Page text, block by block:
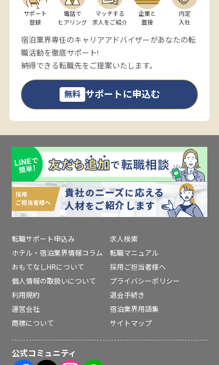
サポート
登録
電話で
ヒアリング
マッチする
求人をご紹介
企業と
面接
内定
入社
宿泊業界専任のキャリアアドバイザーがあなたの転
職活動を徹底サポート!
納得できる転職先をご提案いたします。
無料 サポートに申込む
転職サポート申込み
求人検索
ホテル・宿泊業界情報コラム
転職マニュアル
おもてなしHRについて
採用ご担当者様へ
個人情報の取扱いについて
プライバシーポリシー
利用規約
退会手続き
運営会社
宿泊業界用語集
商標について
サイトマップ
公式コミュニティ